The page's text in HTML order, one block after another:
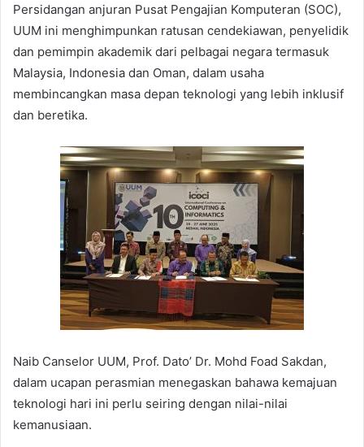
Persidangan anjuran Pusat Pengajian Komputeran (SOC),
UUM ini menghimpunkan ratusan cendekiawan, penyelidik
dan pemimpin akademik dari pelbagai negara termasuk
Malaysia, Indonesia dan Oman, dalam usaha
membincangkan masa depan teknologi yang lebih inklusif
dan beretika.
Naib Canselor UUM, Prof. Dato’ Dr. Mohd Foad Sakdan,
dalam ucapan perasmian menegaskan bahawa kemajuan
teknologi hari ini perlu seiring dengan nilai-nilai
kemanusiaan.